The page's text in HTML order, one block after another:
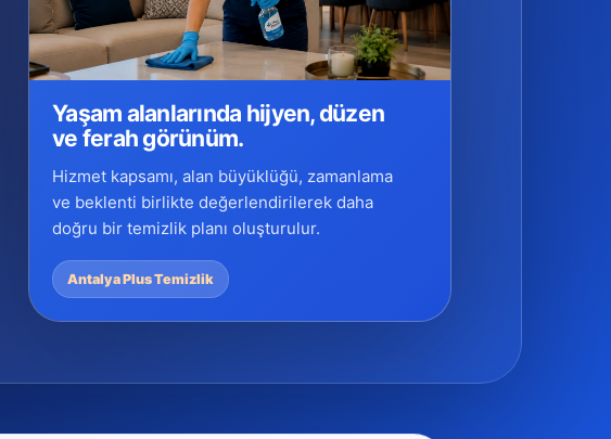
Yaşam alanlarında hijyen, düzen
ve ferah görünüm.
Hizmet kapsamı, alan büyüklüğü, zamanlama
ve beklenti birlikte değerlendirilerek daha
doğru bir temizlik planı oluşturulur.
Antalya Plus Temizlik